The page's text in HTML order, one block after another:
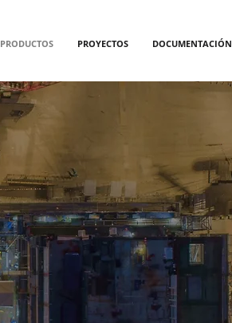
PRODUCTOS PROYECTOS DOCUMENTACIÓN